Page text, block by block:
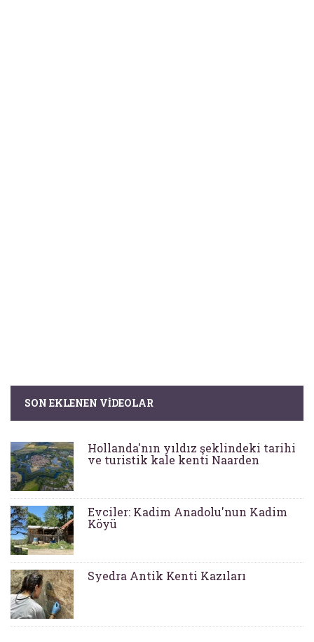
SON EKLENEN VIDEOLAR
Hollanda'nın yıldız şeklindeki tarihi
ve turistik kale kenti Naarden
Evciler: Kadim Anadolu'nun Kadim
Köyü
Syedra Antik Kenti Kazıları